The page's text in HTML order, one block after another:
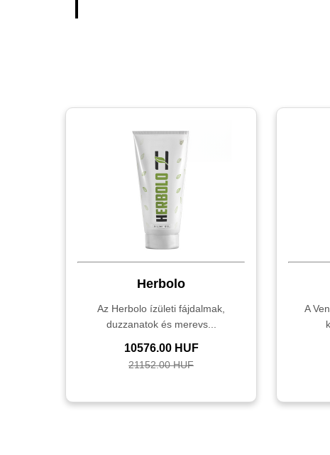
Herbolo
Az Herbolo ízületi fájdalmak,
duzzanatok és merevs...
10576.00 HUF
21152.00 HUF
A